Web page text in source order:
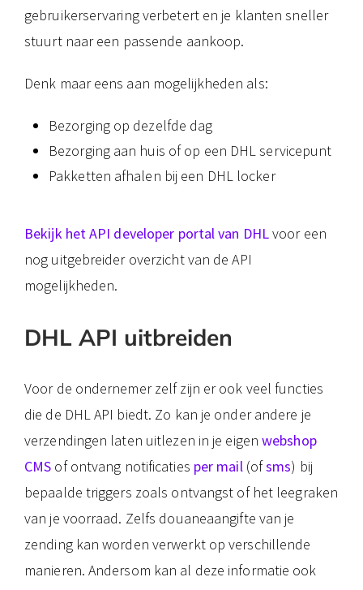
gebruikerservaring verbetert en je klanten sneller
stuurt naar een passende aankoop.
Denk maar eens aan mogelijkheden als:
Bezorging op dezelfde dag
Bezorging aan huis of op een DHL servicepunt
Pakketten afhalen bij een DHL locker
Bekijk het API developer portal van DHLvoor een
nog uitgebreider overzicht van de API
mogelijkheden.
DHL API uitbreiden
Voor de ondernemer zelf zijn er ook veel functies
die de DHL API biedt. Zo kan je onder andere je
verzendingen laten uitlezen in je eigenwebshop
CMS of ontvang notificaties per mail(ofsms) bij
bepaalde triggers zoals ontvangst of het leegraken
van je voorraad. Zelfs douaneaangifte van je
zending kan worden verwerkt op verschillende
manieren. Andersom kan al deze informatie ook